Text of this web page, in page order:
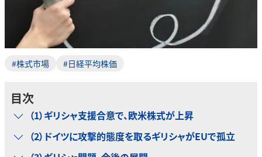
#株式市場 #日経平均株価
目次
（1）ギリシャ支援合意で、欧米株式が上昇
（2）ドイツに攻撃的態度を取るギリシャがEUで孤立